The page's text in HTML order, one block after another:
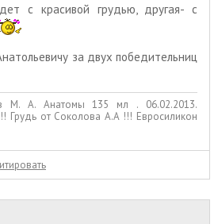
с красивой грудью, другая- с
за двух победительниц
М. А. Анатомы 135 мл . 06.02.2013.
Грудь от Соколова А.А !!! Евросиликон